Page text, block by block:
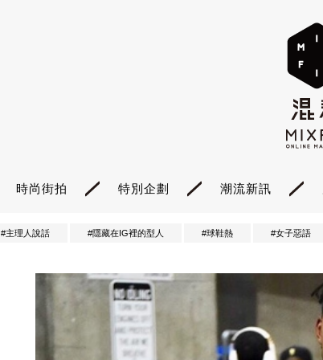
時尚街拍 特別企劃 潮流新訊
#主理人說話 #隱藏在IG裡的型人 #球鞋熱 #女子惡語